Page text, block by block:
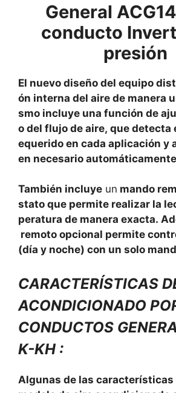
General
conducto
presión
El nuevo diseño del equipo
ón interna del aire de manera
smo incluye una función de
o del flujo de aire, que detecta
equerido en cada aplicación y
en necesario automáticamente
También incluye un mando
stato que permite realizar la
peratura de manera exacta.
remoto opcional permite
(día y noche) con un solo
CARACTERÍSTICAS
ACONDICIONADO
CONDUCTOS
K-KH :
Algunas de las características